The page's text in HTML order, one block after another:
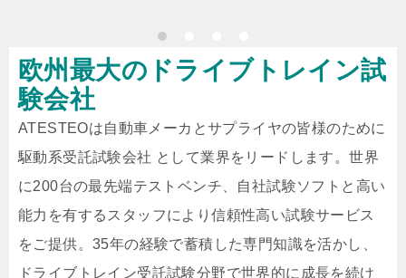
欧州最大のドライブトレイン試
験会社
ATESTEOは自動車メーカとサプライヤの皆様のために
駆動系受託試験会社 として業界をリードします。世界
に200台の最先端テストベンチ、自社試験ソフトと高い
能力を有するスタッフにより信頼性高い試験サービス
をご提供。35年の経験で蓄積した専門知識を活かし、
ドライブトレイン受託試験分野で世界的に成長を続け